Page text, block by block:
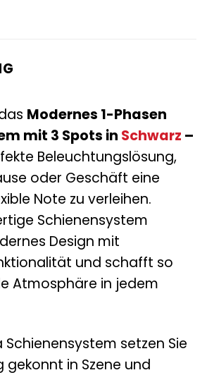
Modernes 1-Phasen
mit 3 Spots in Schwarz –
Beleuchtungslösung,
oder Geschäft eine
Note zu verleihen.
Schienensystem
Design mit
und schafft so
Atmosphäre in jedem
setzen Sie
gekonnt in Szene und